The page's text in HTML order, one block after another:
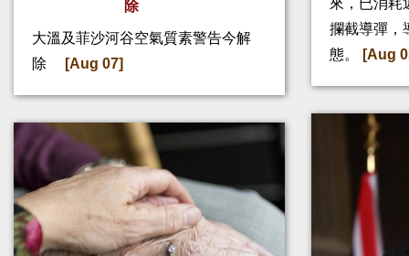
除
大溫及菲沙河谷空氣質素警告今解
除
[Aug 07]
攔截導彈，
態。
[Aug